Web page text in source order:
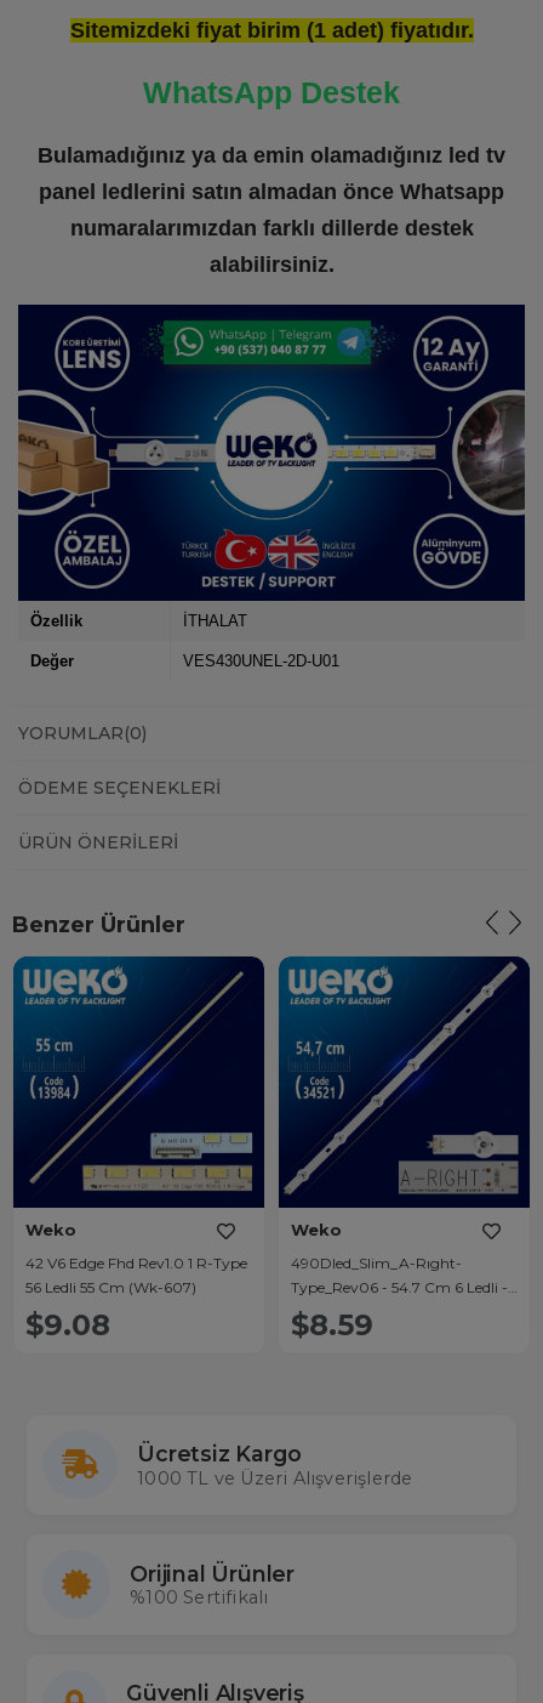
Sitemizdeki fiyat birim (1 adet) fiyatıdır.
WhatsApp Destek
Bulamadığınız ya da emin olamadığınız led tv
panel ledlerini satın almadan önce Whatsapp
numaralarımızdan farklı dillerde destek
alabilirsiniz.
Özellik İTHALAT
Değer VES430UNEL-2D-U01
YORUMLAR(0)
ÖDEME SEÇENEKLERI
ÜRÜN ÖNERILERI
Benzer Ürünler
Weko
42 V6 Edge Fhd Rev1.0 1 R-Type
56 Ledli 55 Cm (Wk-607)
$9.08
Weko
490Dled_Slim_A-Rıght-
Type_Rev06 - 54.7 Cm 6 Ledli -
(Wk-74)
$8.59
Ücretsiz Kargo
1000 TL ve Üzeri Alışverişlerde
Orijinal Ürünler
%100 Sertifikalı
Güvenli Alışveriş